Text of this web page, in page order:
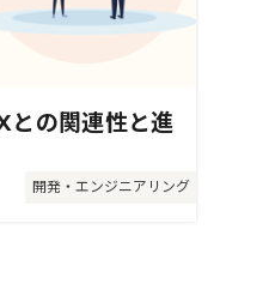
開発・エンジニアリング
との関連性と進